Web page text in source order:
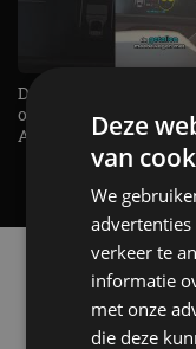
De Renault Twingo
opvallende
AutoRAI TV
Selecteer een
en
Deze
van
We
verkeer te
informatie
met onze
die deze